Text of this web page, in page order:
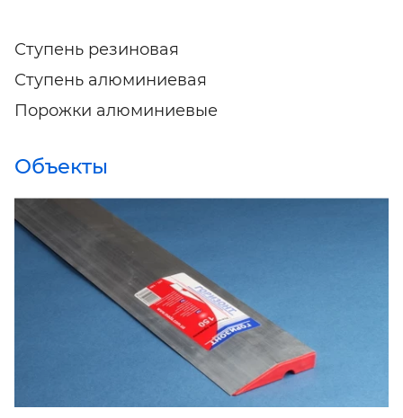
Ступень резиновая
Ступень алюминиевая
Порожки алюминиевые
Объекты